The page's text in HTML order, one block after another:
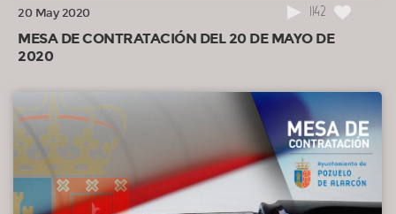
20 May 2020 1142
MESA DE CONTRATACIÓN DEL 20 DE MAYO DE
2020